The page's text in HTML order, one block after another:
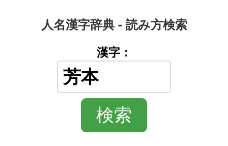
人名漢字辞典 - 読み方検索
漢字：